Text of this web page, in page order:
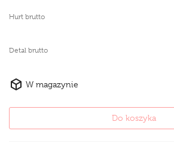
Hurt brutto
Detal brutto
W magazynie
Do koszyka